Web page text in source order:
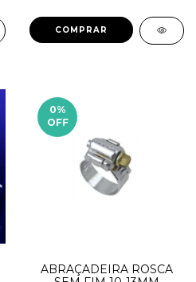
0%
OFF
ABRAÇADEIRA ROSCA